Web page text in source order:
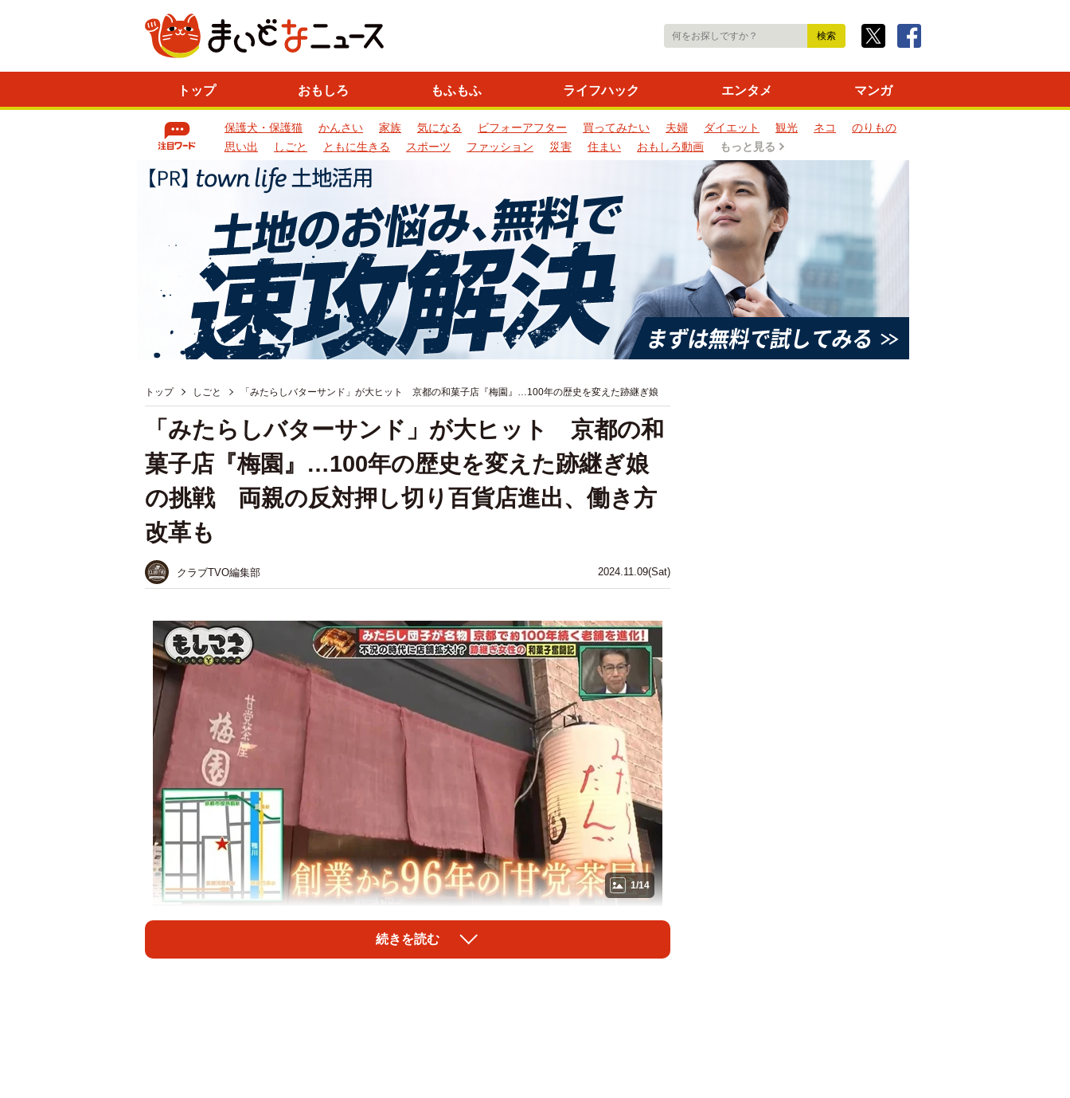
トップ おもしろ もふもふ ライフハック エンタメ マンガ
保護犬・保護猫 かんさい 家族 気になる ビフォーアフター 買ってみたい 夫婦 ダイエット 観光 ネコ
のりもの
思い出
しごと ともに生きる スポーツ ファッション 災害 住まい おもしろ動画 もっと見る
トップ しごと 「みたらしバターサンド」が大ヒット 京都の和菓子店『梅園』…100年の歴史を変えた跡継ぎ娘
2024.11.09(Sat)
「みたらしバターサンド」が大ヒット 京都の和
菓子店『梅園』…100年の歴史を変えた跡継ぎ娘
の挑戦 両親の反対押し切り百貨店進出、働き方
改革も
クラブTVO編集部
1/14
昭和2年創業、世代を超えて親しまれている京都の甘味処「梅園」©テレビ大阪
1927（昭和2）年創業、世代を超えて親しまれている京都の甘味処「梅園」。名物は創業当
続きを読む